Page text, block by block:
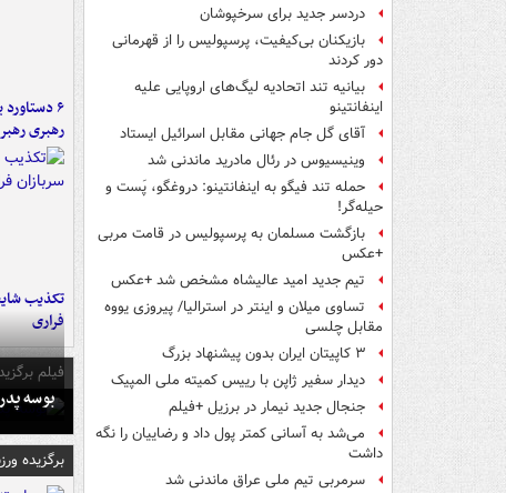
دردسر جدید برای سرخپوشان
بازیکنان بی‌کیفیت، پرسپولیس را از قهرمانی
دور کردند
بیانیه تند اتحادیه لیگ‌های اروپایی علیه
اینفانتینو
آقای گل جام جهانی مقابل اسرائیل ایستاد
وینیسیوس در رئال مادرید ماندنی شد
حمله تند فیگو به اینفانتینو: دروغگو، پَست‌ و
حیله‌گر!
بازگشت مسلمان به پرسپولیس در قامت مربی
+عکس
تیم جدید امید عالیشاه مشخص شد +عکس
تساوی میلان و اینتر در استرالیا/ پیروزی یووه
مقابل چلسی
۳ کاپیتان ایران بدون پیشنهاد بزرگ
دیدار سفیر ژاپن با رییس کمیته ملی المپیک
جنجال جدید نیمار در برزیل +فیلم
می‌شد به آسانی کمتر پول داد و رضاییان را نگه
داشت
سرمربی تیم ملی عراق ماندنی شد
رهبری
تکذیب
فراری
فیلم
بوسه‌
برگزیده